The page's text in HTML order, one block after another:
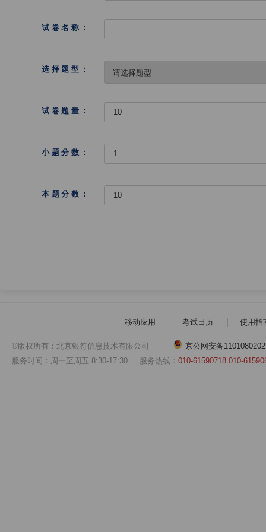
试卷名称：
选择题型：
试卷题量：
小题分数：
本题分数：
移动应用 考试日历 使用指
©版权所有：北京银符信息技术有限公司
京公网安备
服务时间：周一至周五 8:30-17:30 服务热线： 010-61590718 010-